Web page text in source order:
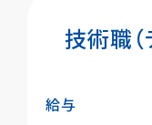
技術職（
給与